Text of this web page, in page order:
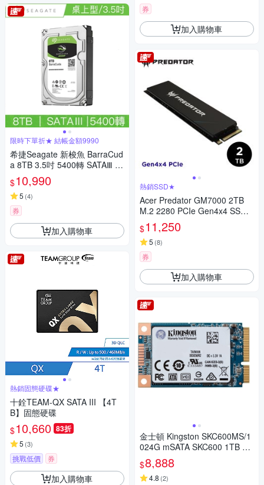
限時下單折★ 結帳金額9990
希捷Seagate 新梭魚 BarraCud
a 8TB 3.5吋 5400轉 SATAⅢ 桌
上型硬碟(ST8000DM004)
$10,990
5 (4)
券
加入購物車
熱銷固態硬碟★
十銓TEAM-QX SATA III 【4T
B】固態硬碟
$10,660 83折
5 (3)
挑戰低價 券
加入購物車
券
加入購物車
熱銷SSD★
Acer Predator GM7000 2TB
M.2 2280 PCIe Gen4x4 SSD
固態硬碟
$11,250
5 (8)
券
加入購物車
金士頓 Kingston SKC600MS/1
024G mSATA SKC600 1TB SS
D 固態硬碟
$8,888
4.8 (2)